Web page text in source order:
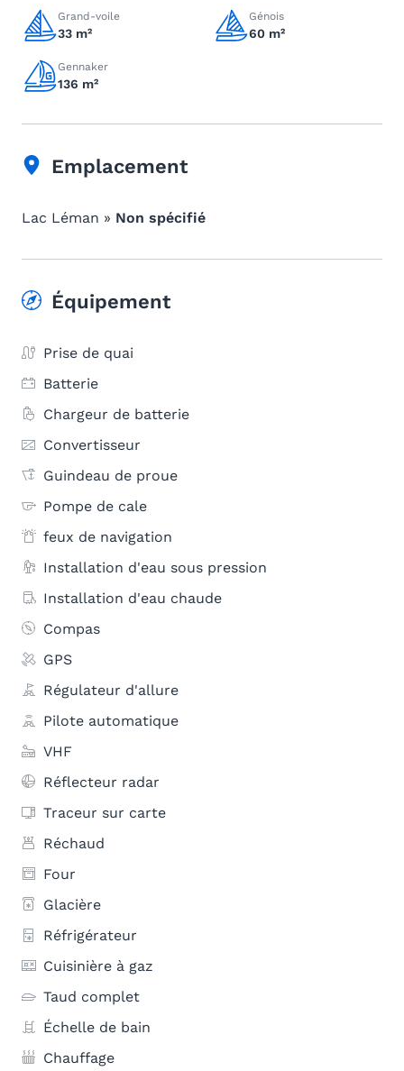
Grand-voile
33 m²
Génois
60 m²
Gennaker
136 m²
Emplacement
Lac Léman » Non spécifié
Équipement
Prise de quai
Batterie
Chargeur de batterie
Convertisseur
Guindeau de proue
Pompe de cale
feux de navigation
Installation d'eau sous pression
Installation d'eau chaude
Compas
GPS
Régulateur d'allure
Pilote automatique
VHF
Réflecteur radar
Traceur sur carte
Réchaud
Four
Glacière
Réfrigérateur
Cuisinière à gaz
Taud complet
Échelle de bain
Chauffage